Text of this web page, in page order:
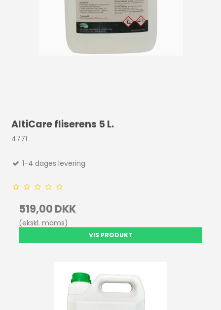
AltiCare fliserens 5 L.
4771
1-4 dages levering
519,00 DKK
(ekskl. moms)
VIS PRODUKT